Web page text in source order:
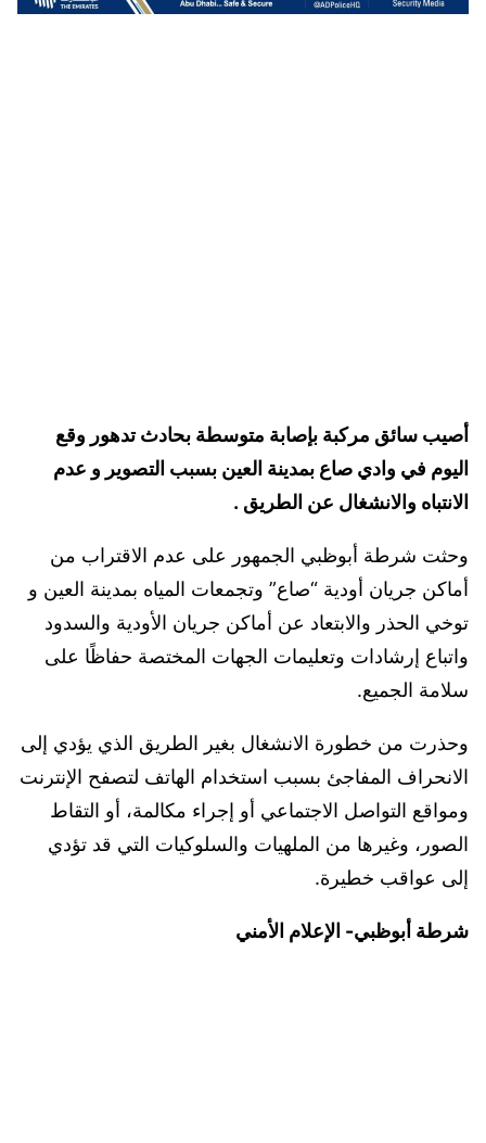
أصيب سائق مركبة بإصابة متوسطة بحادث تدهور وقع
اليوم في وادي صاع بمدينة العين بسبب التصوير و عدم
الانتباه والانشغال عن الطريق .
وحثت شرطة أبوظبي الجمهور على عدم الاقتراب من
أماكن جريان أودية “صاع” وتجمعات المياه بمدينة العين و
توخي الحذر والابتعاد عن أماكن جريان الأودية والسدود
واتباع إرشادات وتعليمات الجهات المختصة حفاظًا على
سلامة الجميع.
وحذرت من خطورة الانشغال بغير الطريق الذي يؤدي إلى
الانحراف المفاجئ بسبب استخدام الهاتف لتصفح الإنترنت
ومواقع التواصل الاجتماعي أو إجراء مكالمة، أو التقاط
الصور، وغيرها من الملهيات والسلوكيات التي قد تؤدي
إلى عواقب خطيرة.
شرطة أبوظبي- الإعلام الأمني